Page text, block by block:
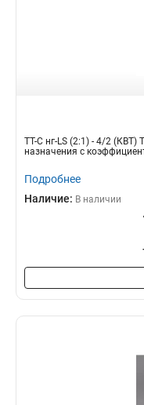
ТТ-С нг-LS (2:1) - 4/2 (КВТ)
назначения с
Подробнее
Наличие: В наличии